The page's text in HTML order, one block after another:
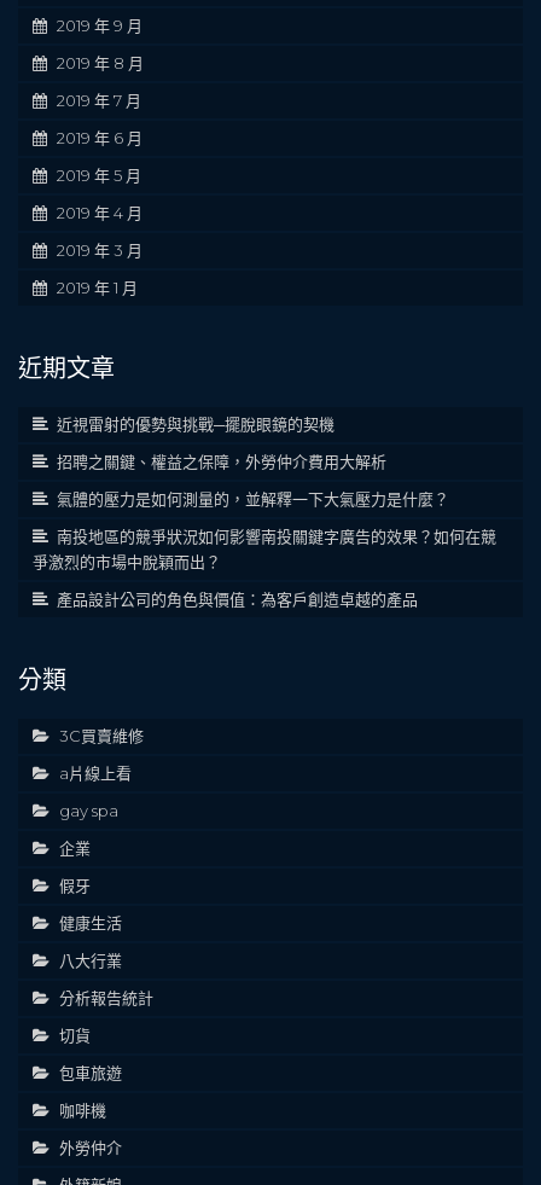
2019 年 9 月
2019 年 8 月
2019 年 7 月
2019 年 6 月
2019 年 5 月
2019 年 4 月
2019 年 3 月
2019 年 1 月
近期文章
近視雷射的優勢與挑戰─擺脫眼鏡的契機
招聘之關鍵、權益之保障，外勞仲介費用大解析
氣體的壓力是如何測量的，並解釋一下大氣壓力是什麼？
南投地區的競爭狀況如何影響南投關鍵字廣告的效果？如何在競
爭激烈的市場中脫穎而出？
產品設計公司的角色與價值：為客戶創造卓越的產品
分類
3C買賣維修
a片線上看
gay spa
企業
假牙
健康生活
八大行業
分析報告統計
切貨
包車旅遊
咖啡機
外勞仲介